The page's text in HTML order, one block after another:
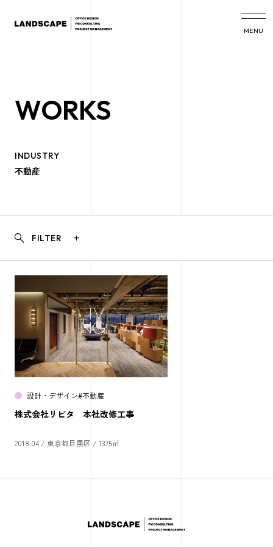
MENU
WORKS
INDUSTRY
不動産
search FILTER add
設計・デザイン#不動産
株式会社リビタ 本社改修工事
2018.04 / 東京都目黒区 / 1375㎡